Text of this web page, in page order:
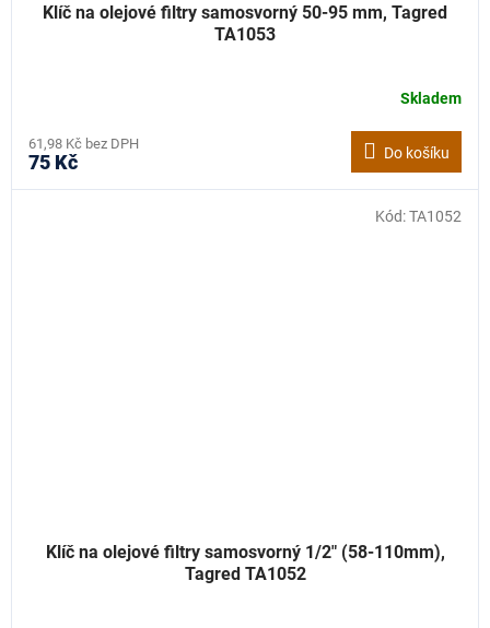
Klíč na olejové filtry samosvorný 50-95 mm, Tagred
TA1053
Skladem
61,98 Kč bez DPH
75 Kč Do košíku
Klíč na olejové filtry samosvorný 1/2" (58-110mm),
Tagred TA1052
Kód:TA1052